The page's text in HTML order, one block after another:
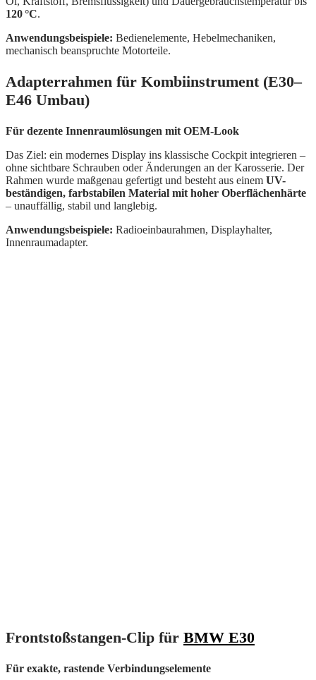
120 °C.
Anwendungsbeispiele: Bedienelemente, Hebelmechaniken,
mechanisch beanspruchte Motorteile.
Adapterrahmen für Kombiinstrument (E30–
E46 Umbau)
Für dezente Innenraumlösungen mit OEM-Look
Das Ziel: ein modernes Display ins klassische Cockpit integrieren –
ohne sichtbare Schrauben oder Änderungen an der Karosserie. Der
Rahmen wurde maßgenau gefertigt und besteht aus einem UV-
beständigen, farbstabilen Material mit hoher Oberflächenhärte
– unauffällig, stabil und langlebig.
Anwendungsbeispiele: Radioeinbaurahmen, Displayhalter,
Innenraumadapter.
Frontstoßstangen-Clip für BMW E30
Für exakte, rastende Verbindungselemente